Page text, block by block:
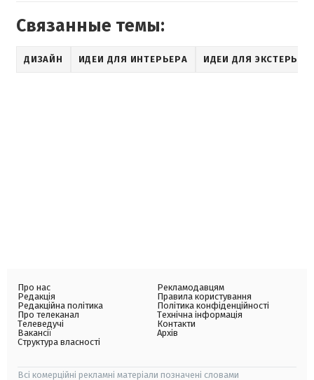
Связанные темы:
ДИЗАЙН ИДЕИ ДЛЯ ИНТЕРЬЕРА ИДЕИ ДЛЯ
Про нас
Редакція
Редакційна політика
Про телеканал
Телеведучі
Вакансії
Структура власності
Рекламодавцям
Правила користування
Політика конфіденційності
Технічна інформація
Контакти
Архів
Всі комерційні рекламні матеріали позначені словами